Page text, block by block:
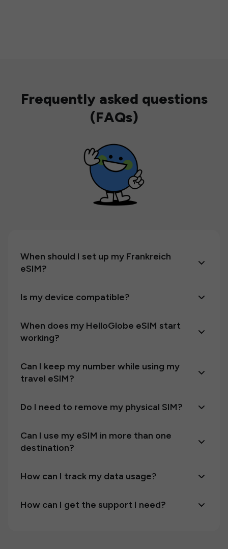
Frequently asked questions
(FAQs)
When should I set up my Frankreich
eSIM?
Is my device compatible?
When does my HelloGlobe eSIM start
working?
Can I keep my number while using my
travel eSIM?
Do I need to remove my physical SIM?
Can I use my eSIM in more than one
destination?
How can I track my data usage?
How can I get the support I need?